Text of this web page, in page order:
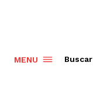
MENU Buscar